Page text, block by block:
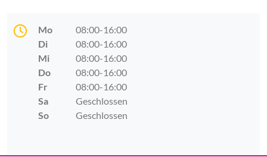
Mo
08:00-16:00
Di
08:00-16:00
Mi
08:00-16:00
Do
08:00-16:00
Fr
08:00-16:00
Sa
Geschlossen
So
Geschlossen